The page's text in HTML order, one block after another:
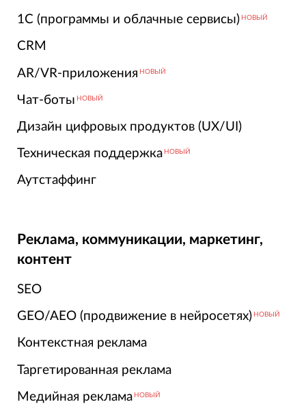
1С (программы и облачные сервисы) НОВЫЙ
CRM
AR/VR-приложения НОВЫЙ
Чат-боты НОВЫЙ
Дизайн цифровых продуктов (UX/UI)
Техническая поддержка НОВЫЙ
Аутстаффинг
Реклама, коммуникации, маркетинг,
контент
SEO
GEO/AEO (продвижение в нейросетях) НОВЫЙ
Контекстная реклама
Таргетированная реклама
Медийная реклама НОВЫЙ